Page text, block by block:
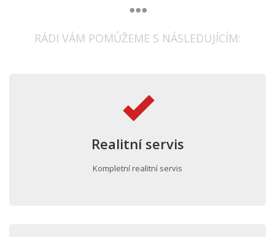
RÁDI VÁM POMŮŽEME S NÁSLEDUJÍCÍM:
Realitní servis
Kompletní realitní servis